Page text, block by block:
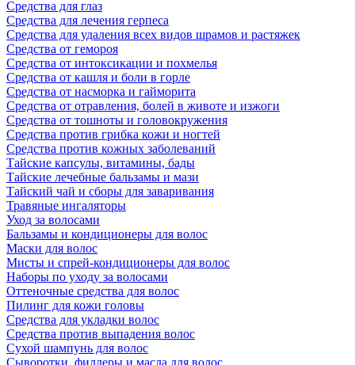
Средства для глаз
Средства для лечения герпеса
Средства для удаления всех видов шрамов и растяжек
Средства от гемороя
Средства от интоксикации и похмелья
Средства от кашля и боли в горле
Средства от насморка и гайморита
Средства от отравления, болей в животе и изжоги
Средства от тошноты и головокружения
Средства против грибка кожи и ногтей
Средства против кожных заболеваний
Тайские капсулы, витамины, бады
Тайские лечебные бальзамы и мази
Тайский чай и сборы для заваривания
Травяные ингаляторы
Уход за волосами
Бальзамы и кондиционеры для волос
Маски для волос
Мисты и спрей-кондиционеры для волос
Наборы по уходу за волосами
Оттеночные средства для волос
Пилинг для кожи головы
Средства для укладки волос
Средства против выпадения волос
Сухой шампунь для волос
Сыворотки, филлеры и масла для волос